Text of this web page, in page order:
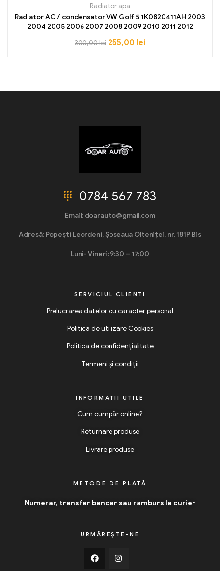
Radiator apa
Radiator AC / condensator VW Golf 5 1K0820411AH 2003
2004 2005 2006 2007 2008 2009 2010 2011 2012
300,00lei 255,00 lei
0784 567 783
Email: doarauto@gmail.com
Adresă: Popești Leordeni, Șoseaua Olteniței, nr. 181P Bis
Luni- Vineri: 9:30 – 17:00
SERVICIUL CLIENTI
Prelucrarea datelor cu caracter personal
Politica de utilizare Cookies
Politica de confidențialitate
Termeni și condiții
INFORMATII UTILE
Cum cumpăr online?
Returnare produse
Livrare produse
METODE DE PLATĂ
Numerar, transfer bancar sau ramburs la curier
URMĂREȘTE-NE